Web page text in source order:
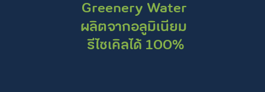
Greenery Water
ผลิตจากอลูมิเนียม
รีไซเคิลได้ 100%